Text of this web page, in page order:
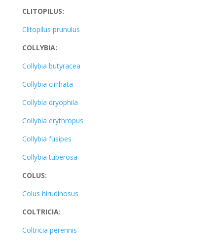
CLITOPILUS:
Clitopilus prunulus
COLLYBIA:
Collybia butyracea
Collybia cirrhata
Collybia dryophila
Collybia erythropus
Collybia fusipes
Collybia tuberosa
COLUS:
Colus hirudinosus
COLTRICIA:
Coltricia perennis